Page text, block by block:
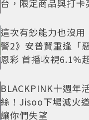
台，限定商品與打卡
這次有鈔能力也沒用
警2》安普賢重逢「
恩彩 首播收視6.1%
BLACKPINK十週年
絲！Jisoo下場滅火
讓你們失望